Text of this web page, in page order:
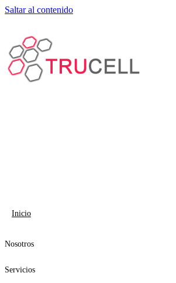
Saltar al contenido
Inicio
Nosotros
Servicios